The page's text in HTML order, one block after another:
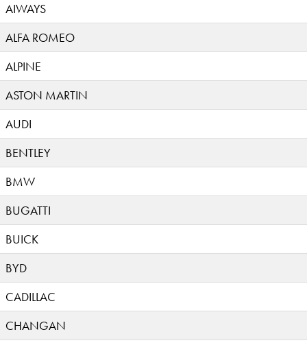
AIWAYS
ALFA ROMEO
ALPINE
ASTON MARTIN
AUDI
BENTLEY
BMW
BUGATTI
BUICK
BYD
CADILLAC
CHANGAN